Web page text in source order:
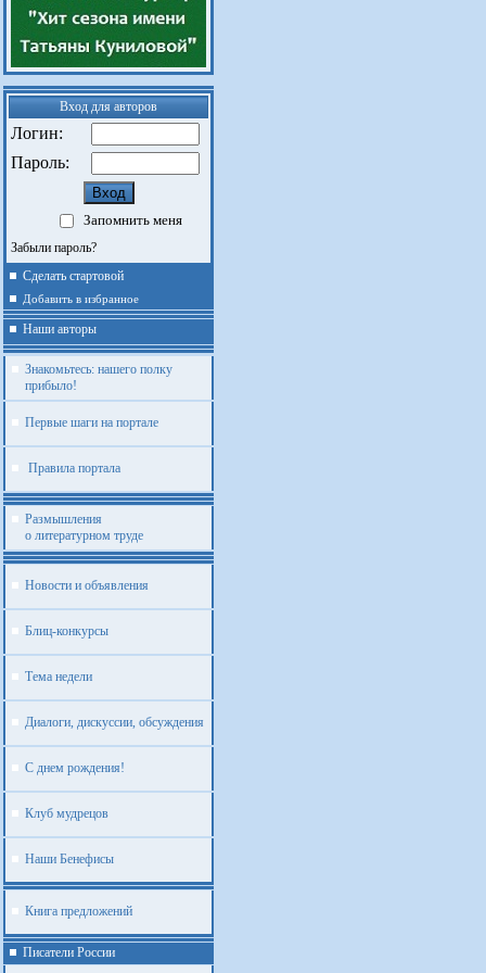
Вход для авторов
Логин:
Пароль:
Запомнить меня
Забыли пароль?
Сделать стартовой
Добавить в избранное
Наши авторы
Знакомьтесь: нашего полку
прибыло!
Первые шаги на портале
Правила портала
Размышления
о литературном труде
Новости и объявления
Блиц-конкурсы
Тема недели
Диалоги, дискуссии, обсуждения
С днем рождения!
Клуб мудрецов
Наши Бенефисы
Книга предложений
Писатели России